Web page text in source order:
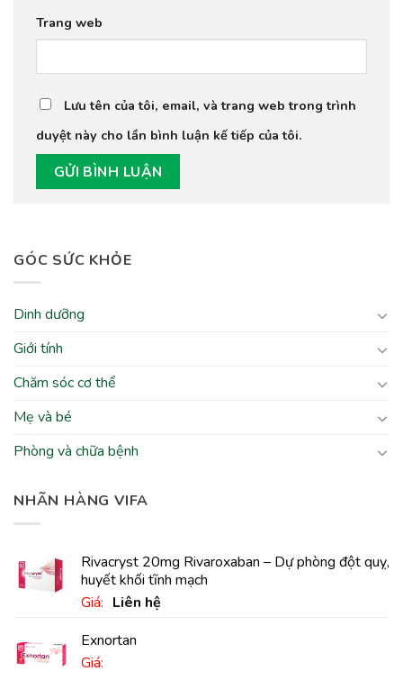
GÓC SỨC KHỎE
Dinh dưỡng
Giới tính
Chăm sóc cơ thể
Mẹ và bé
Phòng và chữa bệnh
NHÃN HÀNG VIFA
Rivacryst 20mg Rivaroxaban – Dự phòng đột quỵ,
huyết khối tĩnh mạch
Giá: Liên hệ
Exnortan
Giá:
Trang web
Lưu tên của tôi, email, và trang web trong trình
duyệt này cho lần bình luận kế tiếp của tôi.